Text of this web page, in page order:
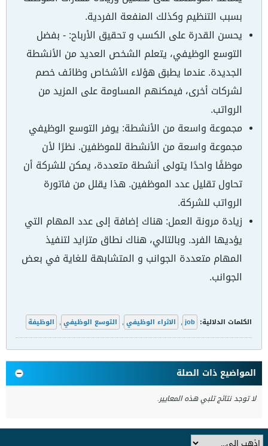
بسبب التنظيم وكذلك المنفعة الفردية.
يحسن القدرة على الكسب و تحقيق الأرباح: - بفضل
التوسع الوظيفي، يتعلم الشخص العديد من الأنشطة
الجديدة. عندما يطبق هؤلاء الأشخاص وظائف خصم
لشركات أخرى، فيمكنهم المساومة على المزيد من
الرواتب.
مجموعة واسعة من الأنشطة: يوفر التوسع الوظيفي
مجموعة واسعة من الأنشطة للموظفين. نظرًا لأن
موظفًا واحدًا يتولى أنشطة متعددة، يمكن للشركة أن
تحاول تقليل عدد الموظفين. هذا يقلل من فاتورة
الرواتب للشركة.
زيادة مرونة العمل: هناك إضافة إلى عدد المهام التي
يؤديها الفرد. وبالتالي، هناك نطاق متزايد لتنفيذ
المهام متعددة الجوانب و المتشابهة للغاية في بعض
الجوانب.
الكلمات الدلالية: job
, الاثراء الوظيفي , التوسع الوظيفي , الوظيفة
المواضيع ذات الصلة
لا توجد نتائج تلبي هذه المعايير.